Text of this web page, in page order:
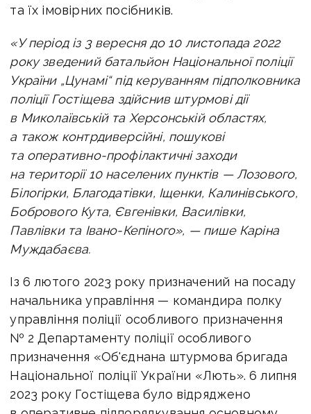
та їх імовірних посібників.
«У період із 3 вересня до 10 листопада 2022
року зведений батальйон Національної поліції
України „Цунамі“ під керуванням підполковника
поліції Гостіщева здійснив штурмові дії
в Миколаївській та Херсонській областях,
а також контрдиверсійні, пошукові
та оперативно-профілактичні заходи
на території 10 населених пунктів — Лозового,
Білогірки, Благодатівки, Іщенки, Калинівського,
Бобрового Кута, Євгенівки, Василівки,
Павлівки та Івано-Кепіного», — пише Каріна
Муждабаєва.
Із 6 лютого 2023 року призначений на посаду
начальника управління — командира полку
управління поліції особливого призначення
№ 2 Департаменту поліції особливого
призначення «Об'єднана штурмова бригада
Національної поліції України «Лють».6 липня
2023 року Гостіщева було відряджено